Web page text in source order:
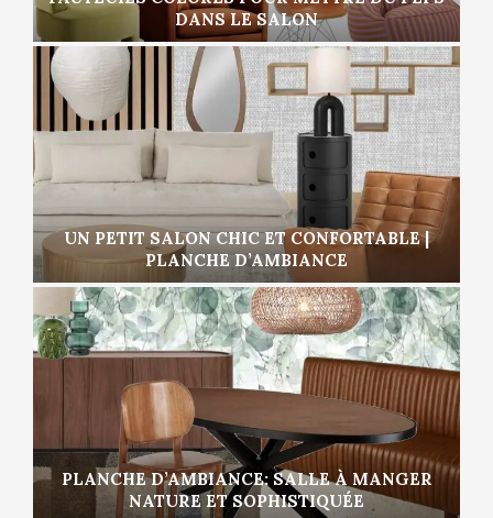
DANS LE SALON
UN PETIT SALON CHIC ET CONFORTABLE |
PLANCHE D’AMBIANCE
PLANCHE D’AMBIANCE: SALLE À MANGER
NATURE ET SOPHISTIQUÉE